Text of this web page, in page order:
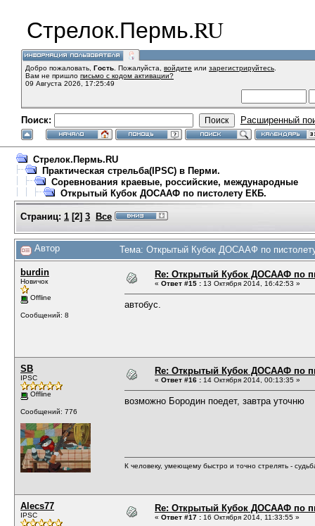
Стрелок.Пермь.RU
Добро пожаловать, Гость . Пожалуйста, войдите или зарегистрируйтесь
Вам не пришло письмо с кодом активации?
09 Августа 2026, 17:25:49
Поиск: Расширенный
Стрелок.Пермь.RU
Практическая стрельба(IPSC) в Перми.
Соревнования краевые, российские, международные
Открытый Кубок ДОСААФ по пистолету ЕКБ.
Страниц: 1 [2] 3 Все
Автор Тема: Открытый Кубок ДОСААФ по
burdin
Новичок
Offline
Сообщений: 8
Re: Открытый Кубок ДОСААФ по
« Ответ #15 : 13 Октября 2014, 16:42:53 »
автобус.
SB
IPSC
Offline
Сообщений: 776
Re: Открытый Кубок ДОСААФ по
« Ответ #16 : 14 Октября 2014, 00:13:35 »
возможно Бородин поедет, завтра уточню
К человеку, умеющему быстро и точно стрелять -
Alecs77
IPSC
Re: Открытый Кубок ДОСААФ по
« Ответ #17 : 16 Октября 2014, 11:33:55 »